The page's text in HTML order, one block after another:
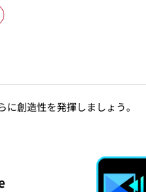
創造性を発揮しましょう。